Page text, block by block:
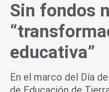
Sin fondos
educativa”
En el marco del Día